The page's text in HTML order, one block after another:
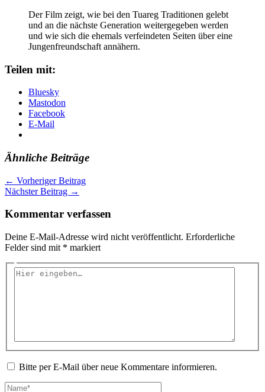
Der Film zeigt, wie bei den Tuareg Traditionen gelebt
und an die nächste Generation weitergegeben werden
und wie sich die ehemals verfeindeten Seiten über eine
Jungenfreundschaft annähern.
Teilen mit:
Bluesky
Mastodon
Facebook
E-Mail
Ähnliche Beiträge
← Vorheriger Beitrag
Nächster Beitrag →
Kommentar verfassen
Deine E-Mail-Adresse wird nicht veröffentlicht. Erforderliche
Felder sind mit * markiert
Hier
Bitte per E-Mail über neue Kommentare informieren.
Name*